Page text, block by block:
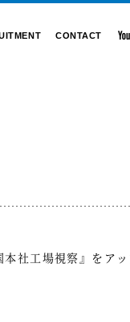
CONTACT
社工場視察』をア